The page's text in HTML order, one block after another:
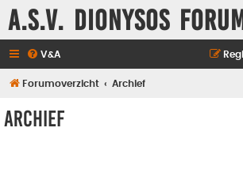
A.S.V. Dionysos Forum
V&A
Forumoverzicht Archief
Archief